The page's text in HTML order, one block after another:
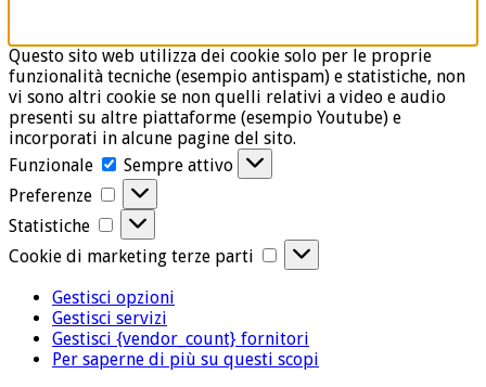
Questo sito web utilizza dei cookie solo per le proprie
funzionalità tecniche (esempio antispam) e statistiche, non
vi sono altri cookie se non quelli relativi a video e audio
presenti su altre piattaforme (esempio Youtube) e
incorporati in alcune pagine del sito.
Funzionale
Funzionale
Sempre attivo
Preferenze
Preferenze
Statistiche
Statistiche
Cookie di marketing terze parti
Cookie
di
parti
Gestisci opzioni
Gestisci servizi
Gestisci {vendor_count} fornitori
Per saperne di più su questi scopi